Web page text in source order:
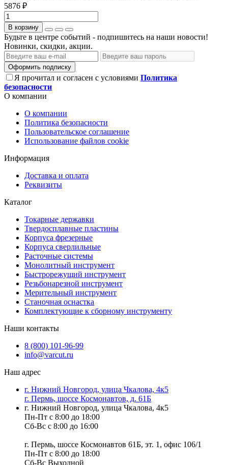
5876 ₽
В корзину
Будьте в центре событий - подпишитесь на наши новости!
Новинки, скидки, акции.
Оформить подписку
Я прочитал и согласен с условиями Политика
безопасности
О компании
О компании
Политика безопасности
Пользовательское соглашение
Использование файлов cookie
Информация
Доставка и оплата
Реквизиты
Каталог
Токарные державки
Твердосплавные пластины
Корпуса фрезерные
Корпуса сверлильные
Расточные системы
Монолитный инструмент
Быстрорежущий инструмент
Резьбонарезной инструмент
Мерительный инструмент
Станочная оснастка
Комплектующие к сборному инструменту
Наши контакты
8 (800) 101-96-99
info@varcut.ru
Наш адрес
г. Нижний Новгород, улица Чкалова, 4к5
г. Пермь, шоссе Космонавтов, д. 61Б
г. Нижний Новгород, улица Чкалова, 4к5
Пн-Пт с 8:00 до 18:00
Сб-Вс с 8:00 до 16:00
г. Пермь, шоссе Космонавтов 61Б, эт. 1, офис 106/1
Пн-Пт с 8:00 до 18:00
Сб-Вс Выходной